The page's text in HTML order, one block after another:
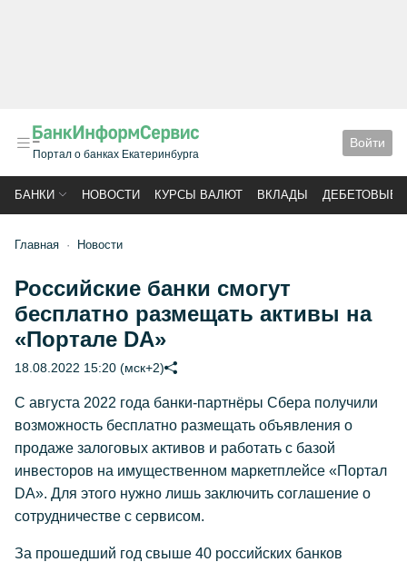
Портал о банках Екатеринбурга
Войти
БАНКИ НОВОСТИ КУРСЫ ВАЛЮТ ВКЛАДЫ ДЕБЕТОВЫЕ
Главная Новости
Российские банки смогут
бесплатно размещать активы на
«Портале DA»
18.08.2022 15:20 (мск+2)
С августа 2022 года банки-партнёры Сбера получили
возможность бесплатно размещать объявления о
продаже залоговых активов и работать с базой
инвесторов на имущественном маркетплейсе «Портал
DA». Для этого нужно лишь заключить соглашение о
сотрудничестве с сервисом.
За прошедший год свыше 40 российских банков